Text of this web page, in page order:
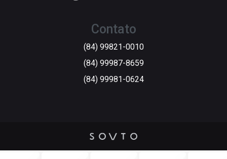
Contato
(84) 99821-0010
(84) 99987-8659
(84) 99981-0624